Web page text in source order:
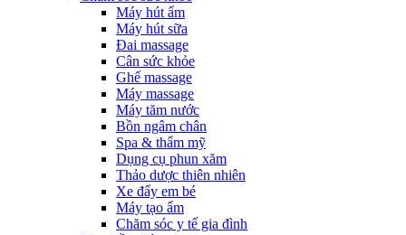
Máy hút ẩm
Máy hút sữa
Đai massage
Cân sức khỏe
Ghế massage
Máy massage
Máy tăm nước
Bồn ngâm chân
Spa & thẩm mỹ
Dụng cụ phun xăm
Thảo dược thiên nhiên
Xe đẩy em bé
Máy tạo ẩm
Chăm sóc y tế gia đình